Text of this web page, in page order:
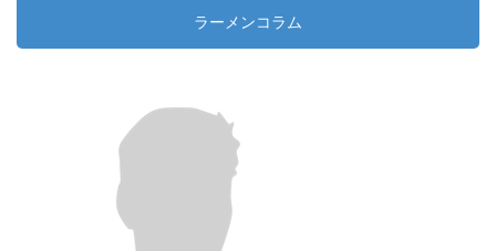
ラーメンコラム